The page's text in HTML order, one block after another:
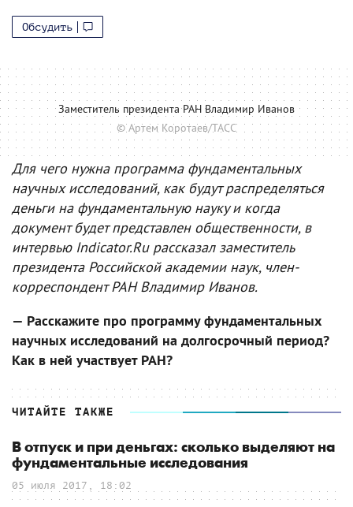
Обсудить
Заместитель президента РАН Владимир Иванов
© Артем Коротаев/ТАСС
Для чего нужна программа фундаментальных
научных исследований, как будут распределяться
деньги на фундаментальную науку и когда
документ будет представлен общественности, в
интервью Indicator.Ru рассказал заместитель
президента Российской академии наук, член-
корреспондент РАН Владимир Иванов.
— Расскажите про программу фундаментальных
научных исследований на долгосрочный период?
Как в ней участвует РАН?
ЧИТАЙТЕ ТАКЖЕ
В отпуск и при деньгах: сколько выделяют на
фундаментальные исследования
05 июля 2017, 18:02